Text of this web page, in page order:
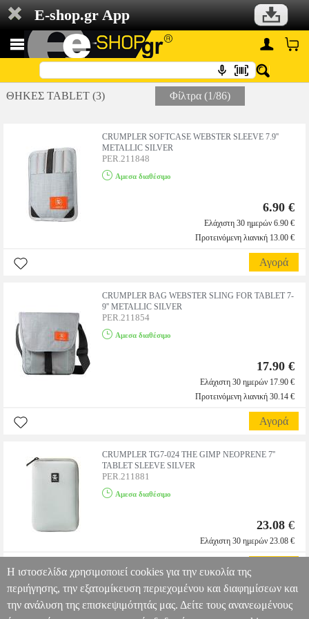
E-shop.gr App
ΘΗΚΕΣ TABLET (3) Φίλτρα (1/86)
CRUMPLER SOFTCASE WEBSTER SLEEVE 7.9''
METALLIC SILVER
PER.211848
Αμεσα διαθέσιμο
6.90 €
Ελάχιστη 30 ημερών 6.90 €
Προτεινόμενη λιανική 13.00 €
Αγορά
CRUMPLER BAG WEBSTER SLING FOR TABLET 7-
9'' METALLIC SILVER
PER.211854
Αμεσα διαθέσιμο
17.90 €
Ελάχιστη 30 ημερών 17.90 €
Προτεινόμενη λιανική 30.14 €
Αγορά
CRUMPLER TG7-024 THE GIMP NEOPRENE 7''
TABLET SLEEVE SILVER
PER.211881
Αμεσα διαθέσιμο
23.08 €
Ελάχιστη 30 ημερών 23.08 €
Η ιστοσελίδα χρησιμοποιεί cookies για την ευκολία της
περιήγησης, την εξατομίκευση περιεχομένου και διαφημίσεων και
την ανάλυση της επισκεψιμότητάς μας. Δείτε τους ανανεωμένους